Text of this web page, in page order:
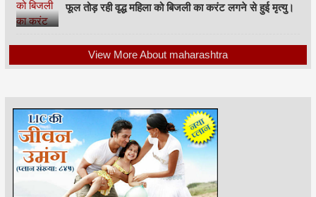
फूल तोड़ रही वृद्ध महिला को बिजली का करंट लगने से हुई मृत्यु।
View More About maharashtra